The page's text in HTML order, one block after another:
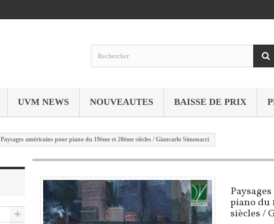
UVM NEWS NOUVEAUTES BAISSE DE PRIX
Paysages américains pour piano du 19ème et 20ème siècles / Giancarlo Simonacci
piano du
siècles /